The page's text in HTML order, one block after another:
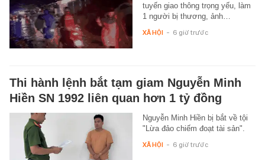
tuyến giao thông trọng yếu, làm
1 người bị thương, ảnh…
XÃ HỘI - 6 giờ trước
Thi hành lệnh bắt tạm giam Nguyễn Minh
Hiền SN 1992 liên quan hơn 1 tỷ đồng
Nguyễn Minh Hiền bị bắt về tội
"Lừa đảo chiếm đoạt tài sản".
XÃ HỘI - 6 giờ trước